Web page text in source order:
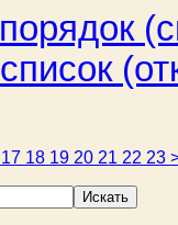
17 18 19 20 21 22 23